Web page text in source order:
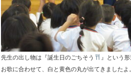
先生の出し物は『誕生日のごちそう
』という
お歌に合わせて、白と黄色の丸が出てきましたよ